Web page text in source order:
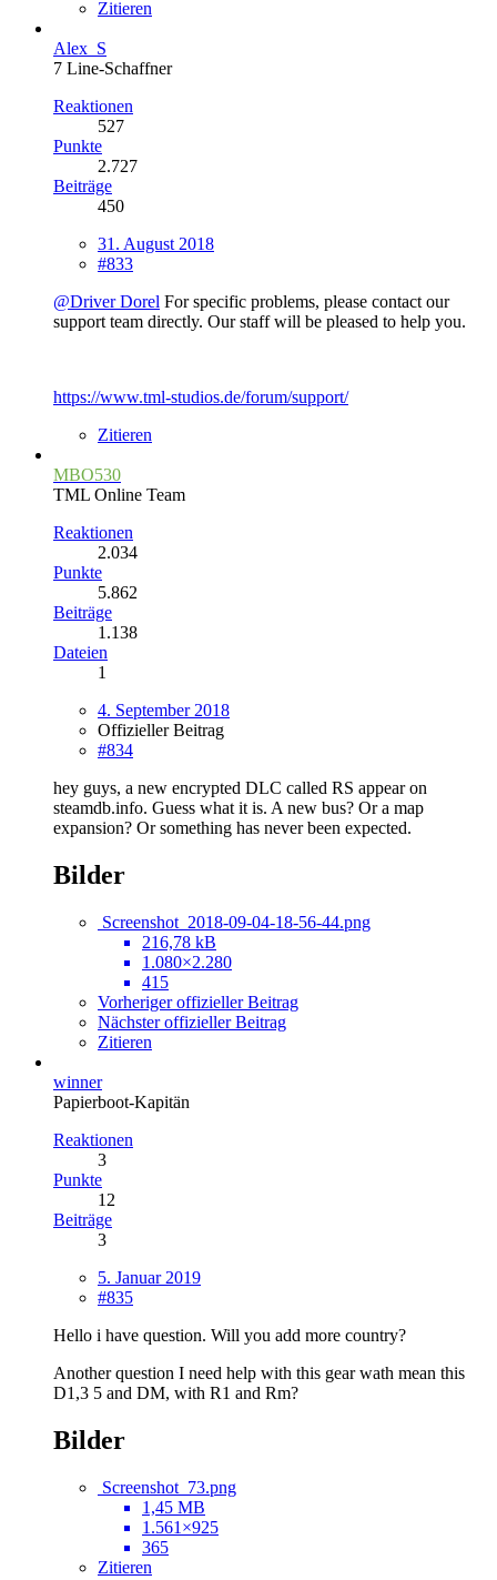
Zitieren
Alex_S
7 Line-Schaffner
Reaktionen
527
Punkte
2.727
Beiträge
450
31. August 2018
#833
@Driver Dorel For specific problems, please contact our
support team directly. Our staff will be pleased to help you.
https://www.tml-studios.de/forum/support/
Zitieren
MBO530
TML Online Team
Reaktionen
2.034
Punkte
5.862
Beiträge
1.138
Dateien
1
4. September 2018
Offizieller Beitrag
#834
hey guys, a new encrypted DLC called RS appear on
steamdb.info. Guess what it is. A new bus? Or a map
expansion? Or something has never been expected.
Bilder
Screenshot_2018-09-04-18-56-44.png
216,78 kB
1.080×2.280
415
Vorheriger offizieller Beitrag
Nächster offizieller Beitrag
Zitieren
winner
Papierboot-Kapitän
Reaktionen
3
Punkte
12
Beiträge
3
5. Januar 2019
#835
Hello i have question. Will you add more country?
Another question I need help with this gear wath mean this
D1,3 5 and DM, with R1 and Rm?
Bilder
Screenshot_73.png
1,45 MB
1.561×925
365
Zitieren